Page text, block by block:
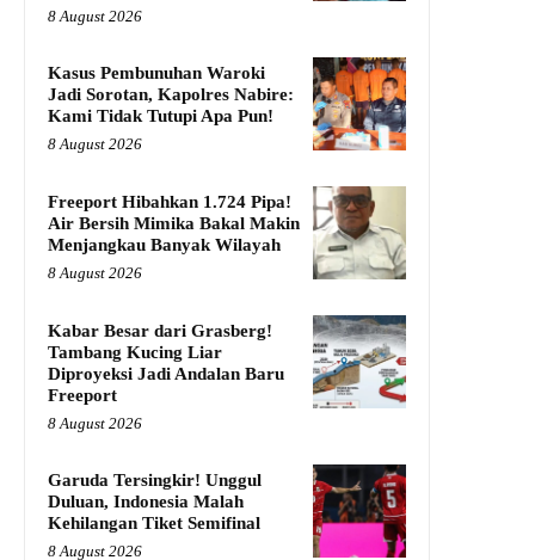
8 August 2026
Kasus Pembunuhan Waroki
Jadi Sorotan, Kapolres Nabire:
Kami Tidak Tutupi Apa Pun!
8 August 2026
Freeport Hibahkan 1.724 Pipa!
Air Bersih Mimika Bakal Makin
Menjangkau Banyak Wilayah
8 August 2026
Kabar Besar dari Grasberg!
Tambang Kucing Liar
Diproyeksi Jadi Andalan Baru
Freeport
8 August 2026
Garuda Tersingkir! Unggul
Duluan, Indonesia Malah
Kehilangan Tiket Semifinal
8 August 2026